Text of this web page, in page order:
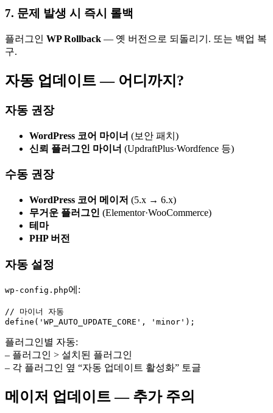
7. 문제 발생 시 즉시 롤백
플러그인 WP Rollback — 옛 버전으로 되돌리기. 또는 백업 복
구.
자동 업데이트 — 어디까지?
자동 권장
WordPress 코어 마이너 (보안 패치)
신뢰 플러그인 마이너 (UpdraftPlus·Wordfence 등)
수동 권장
WordPress 코어 메이저 (5.x → 6.x)
무거운 플러그인 (Elementor·WooCommerce)
테마
PHP 버전
자동 설정
wp-config.php에:
// 마이너 자동
플러그인별 자동:
– 플러그인 > 설치된 플러그인
– 각 플러그인 옆 “자동 업데이트 활성화” 토글
메이저 업데이트 — 추가 주의